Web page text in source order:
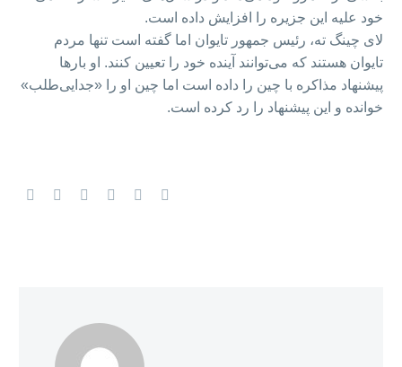
خود علیه این جزیره را افزایش داده است.
لای چینگ ته، رئیس جمهور تایوان اما گفته است تنها مردم
تایوان هستند که می‌توانند آینده خود را تعیین کنند. او بارها
پیشنهاد مذاکره با چین را داده است اما چین او را «جدایی‌طلب»
خوانده و این پیشنهاد را رد کرده است.